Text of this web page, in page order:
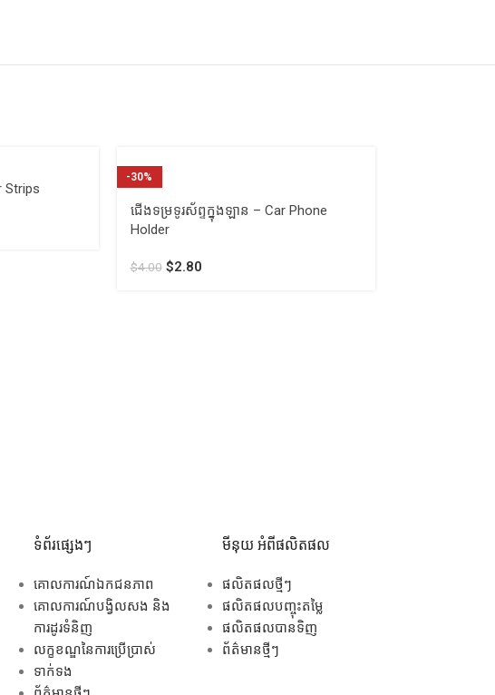
Strips
-30%
ជើងទម្រទូរស័ព្ទក្នុងឡាន – Car Phone
Holder
$4.00 $2.80
ទំព័រផ្សេងៗ
គោលការណ៍ឯកជនភាព
គោលការណ៍បង្វិលសង និង
ការដូរទំនិញ
លក្ខខណ្ឌនៃការប្រើប្រាស់
ទាក់ទង
មីនុយ អំពីផលិតផល
ផលិតផលថ្មីៗ
ផលិតផលបញ្ចុះតម្លៃ
ផលិតផលបានទិញ
ព័ត៌មានថ្មីៗ